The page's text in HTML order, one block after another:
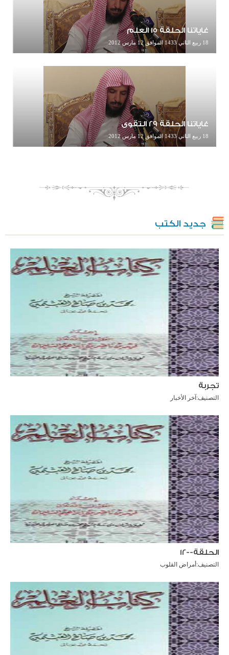
غاياتنا الحلقة 15 العلم
18 ربيع الثاني 1433 الموافق 12 مارس 2012
غاياتنا الحلقة 29 التقوى
18 ربيع الثاني 1433 الموافق 12 مارس 2012
جديد الكتب
تجربة
التصنيف: آخر الأخبار
الحلقة--12
التصنيف: أمراض القلوب